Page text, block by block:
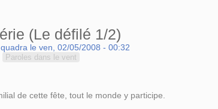
(Le défilé 1/2)
le ven, 02/05/2008 - 00:32
Paroles dans le vent
de cette fête, tout le monde y participe.